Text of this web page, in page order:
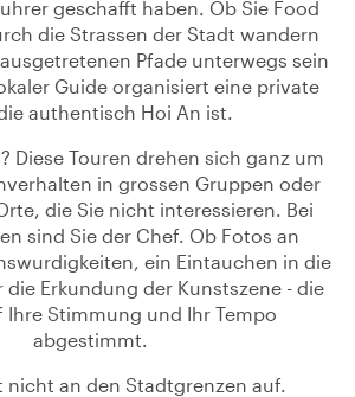
geschafft haben. Ob Sie Food
die Strassen der Stadt wandern
Pfade unterwegs sein
Guide organisiert eine private
authentisch Hoi An ist.
Diese Touren drehen sich ganz um
in grossen Gruppen oder
die Sie nicht interessieren. Bei
sind Sie der Chef. Ob Fotos an
ein Eintauchen in die
die Erkundung der Kunstszene - die
Ihre Stimmung und Ihr Tempo
abgestimmt.
nicht an den Stadtgrenzen auf.